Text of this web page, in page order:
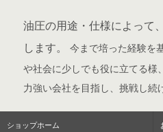
油圧の用途・仕様によって
します。
今まで培った経験を
や社会に少しでも役に立てる様
力強い会社を目指し、挑戦し続
ショップホーム